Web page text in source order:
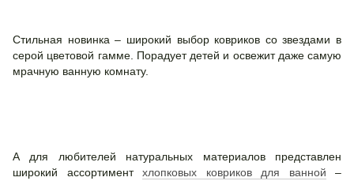
Стильная новинка – широкий выбор ковриков со звездами в
серой цветовой гамме. Порадует детей и освежит даже самую
мрачную ванную комнату.
А для любителей натуральных материалов представлен
широкий ассортимент хлопковых ковриков для ванной –